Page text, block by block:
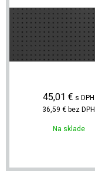
45,01 € s DPH
36,59 € bez DPH
Na sklade